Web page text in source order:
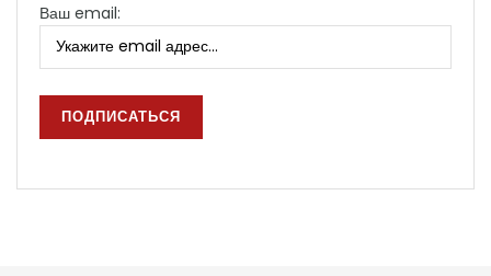
Ваш email: